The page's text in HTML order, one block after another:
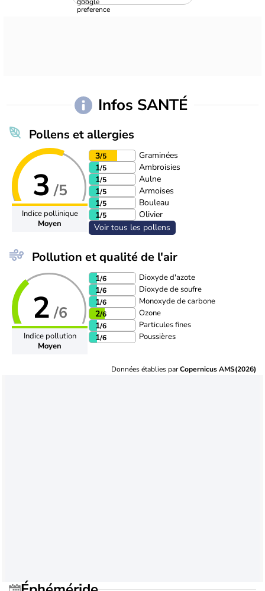
Infos SANTÉ
Pollens et allergies
3 /5
Indice pollinique
Moyen
3/5
Graminées
1/5
Ambroisies
1/5
Aulne
1/5
Armoises
1/5
Bouleau
1/5
Olivier
Voir tous les pollens
Pollution et qualité de l'air
2 /6
Indice pollution
Moyen
1/6 Dioxyde d'azote
1/6 Dioxyde de soufre
1/6 Monoxyde de carbone
2/6 Ozone
1/6 Particules fines
1/6 Poussières
Données établies parCopernicus AMS(2026)